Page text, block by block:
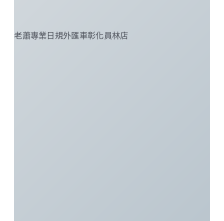
老蕭專業日規外匯車彰化員林店